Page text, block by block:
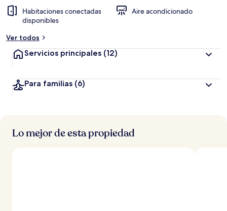
Habitaciones conectadas
disponibles
Aire acondicionado
Ver todos
Servicios principales (12)
Para familias (6)
Lo mejor de esta propiedad